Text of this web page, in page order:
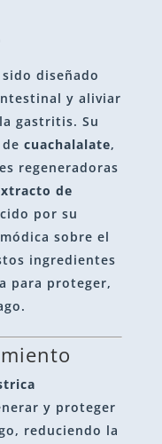
diseñado
y aliviar
gastritis. Su
cuachalalate,
regeneradoras
de
por su
sobre el
ingredientes
para proteger,
y proteger
reduciendo la